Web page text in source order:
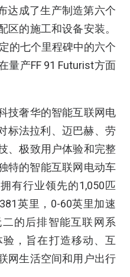
达成了生产制造第六个
区的施工和设备安装。
的七个里程碑中的六个
量产FF 91 Futurist方面
技奢华的智能互联网电
标法拉利、迈巴赫、劳
、极致用户体验和完整
特的智能互联网电动车
有行业领先的1,050匹
英里，0-60英里加速
的后排智能互联网系
，旨在打造移动、互
网生活空间和用户出行